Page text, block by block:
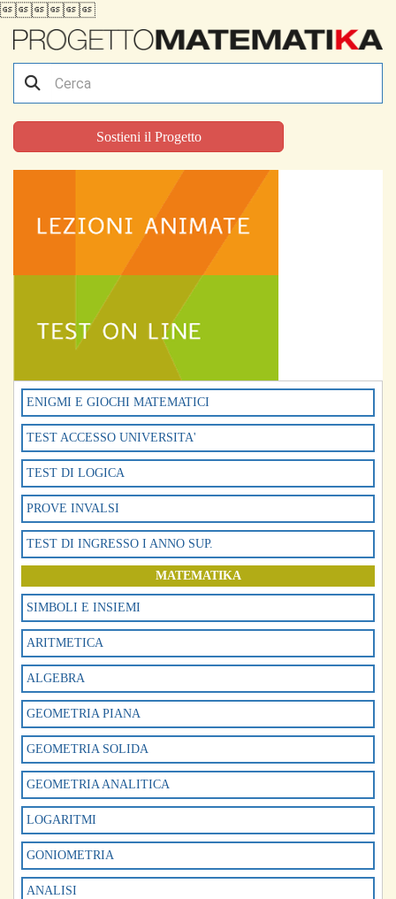
Sostieni il Progetto
ENIGMI E GIOCHI MATEMATICI
TEST ACCESSO UNIVERSITA'
TEST DI LOGICA
PROVE INVALSI
TEST DI INGRESSO I ANNO SUP.
MATEMATIKA
SIMBOLI E INSIEMI
ARITMETICA
ALGEBRA
GEOMETRIA PIANA
GEOMETRIA SOLIDA
GEOMETRIA ANALITICA
LOGARITMI
GONIOMETRIA
ANALISI